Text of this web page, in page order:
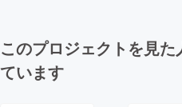
このプロジェクトを見
ています